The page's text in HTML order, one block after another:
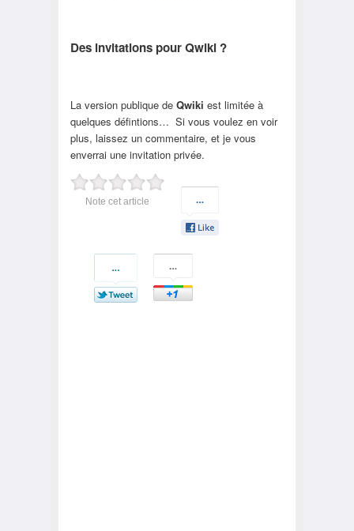
Des invitations pour Qwiki ?
La version publique de Qwiki est limitée à
quelques défintions… Si vous voulez en voir
plus, laissez un commentaire, et je vous
enverrai une invitation privée.
Note cet article